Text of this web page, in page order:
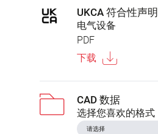
UKCA 符合性声明
电气设备
PDF
下载
CAD 数据
选择您喜欢的格式